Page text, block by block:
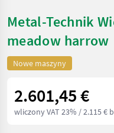
Metal-Technik
meadow harrow
Nowe maszyny
2.601,45 €
wliczony VAT 23% / 2.115 €